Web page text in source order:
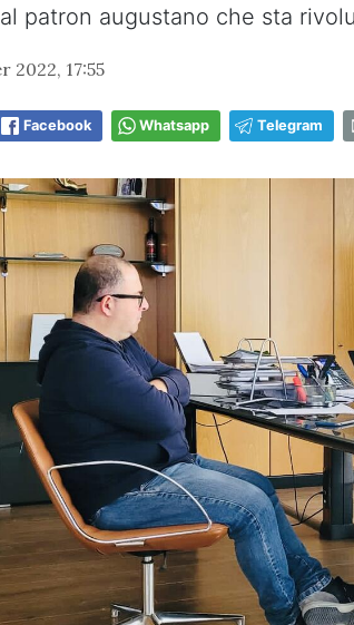
patron augustano che sta
2022, 17:55
Facebook Whatsapp Telegram